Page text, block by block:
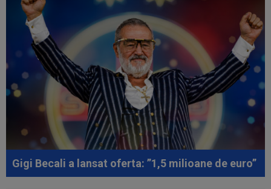
Gigi Becali a lansat oferta: ”1,5 milioane de euro”